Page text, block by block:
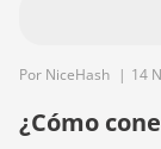
Por NiceHash | 14
¿Cómo